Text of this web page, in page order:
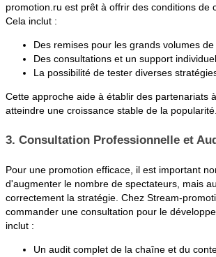
promotion.ru est prêt à offrir des conditions de
Cela inclut :
Des remises pour les grands volumes
Des consultations et un support
La possibilité de tester diverses
Cette approche aide à établir des partenariats
atteindre une croissance stable de la popularité.
3. Consultation Professionnelle et
Pour une promotion efficace, il est important
d'augmenter le nombre de spectateurs, mais
correctement la stratégie. Chez Stream-
commander une consultation pour le
inclut :
Un audit complet de la chaîne et du